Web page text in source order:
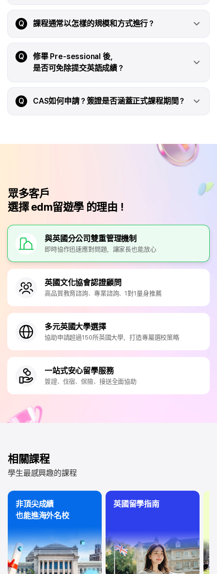
Q 課程通常以怎樣的規模和方式進行？
Q
修畢 Pre-sessional 後，
是否可免除提交英語成績？
Q CAS如何申請？簽證是否涵蓋正式課程期間？
眾多客戶
選擇 edm留遊學 的理由！
與英國分公司雙重管理機制
即時協作迅速應對問題，讓家長也能放心
英國文化協會認證顧問
高品質教育諮詢、專業諮詢、1對1量身推薦
多元英國大學選擇
協助申請超過150所英國大學，打造專屬選校策略
一站式安心留學服務
簽證、住宿、保險、接送全面協助
相關課程
學生最感興趣的課程
非頂尖成績
也能進海外名校
英國留學指南